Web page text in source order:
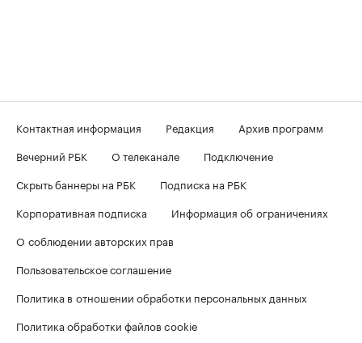
Контактная информация Редакция
Архив программ
Вечерний РБК
О телеканале
Подключение
Скрыть баннеры на РБК
Подписка на РБК
Корпоративная подписка
Информация об ограничениях
О соблюдении авторских прав
Пользовательское соглашение
Политика в отношении обработки персональных данных
Политика обработки файлов cookie